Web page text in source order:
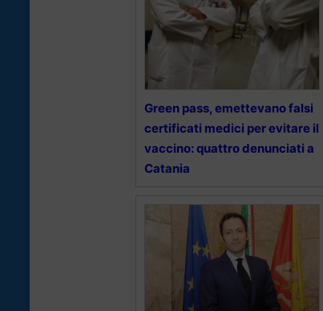
Green pass, emettevano falsi
certificati medici per evitare il
vaccino: quattro denunciati a
Catania